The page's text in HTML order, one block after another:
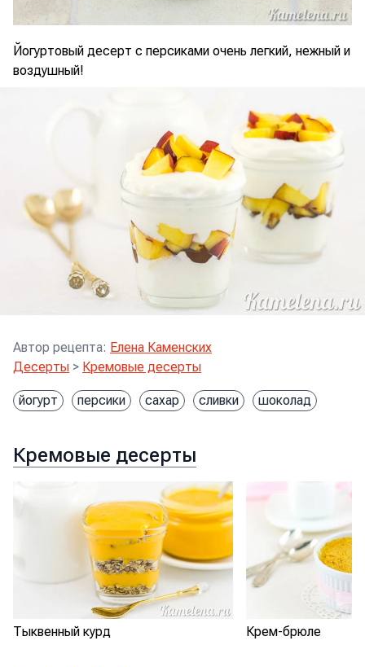
Йогуртовый десерт с персиками очень легкий, нежный и
воздушный!
Автор рецепта: Елена Каменских
Десерты > Кремовые десерты
йогурт персики сахар сливки шоколад
Кремовые десерты
Тыквенный курд Крем-брюле